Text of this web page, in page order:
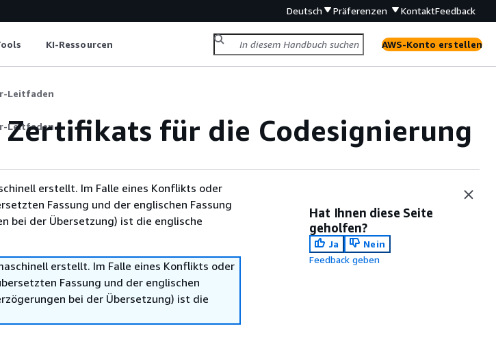
Deutsch Präferenzen KontaktFeedback
KI-Ressourcen AWS-Konto erstellen
Leitfaden
Leitfaden
Zertifikats für die Codesignierung
erstellt. Im Falle eines Konflikts oder
Fassung und der englischen Fassung
bei der Übersetzung) ist die englische
erstellt. Im Falle eines Konflikts oder
Fassung und der englischen
bei der Übersetzung) ist die
Hat Ihnen diese Seite
geholfen?
Ja
Nein
Feedback geben